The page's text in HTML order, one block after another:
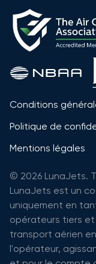
Conditions
Politique de
Mentions légales
© 2026 LunaJets.
LunaJets est un
uniquement en
opérateurs tiers et
transport aérien
l'opérateur,